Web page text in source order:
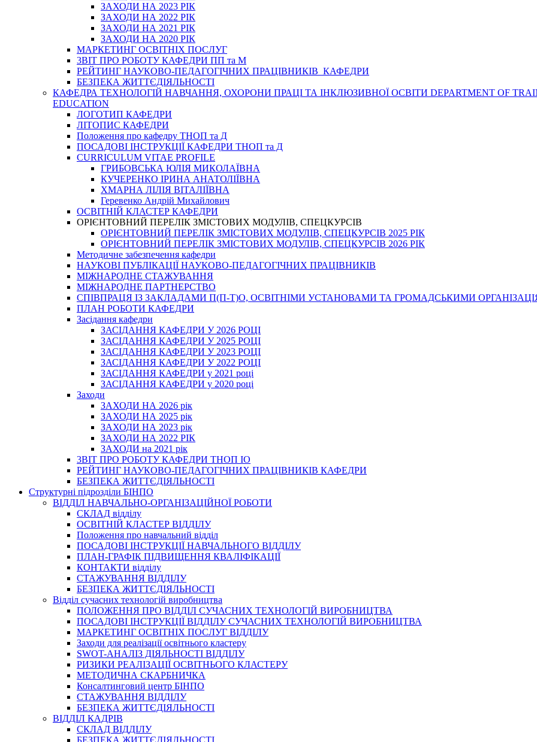
ЗАХОДИ НА 2023 РІК
ЗАХОДИ НА 2022 РІК
ЗАХОДИ НА 2021 РІК
ЗАХОДИ НА 2020 РІК
МАРКЕТИНГ ОСВІТНІХ ПОСЛУГ
3BIT ПРО РОБОТУ КАФЕДРИ ПП та М
РЕЙТИНГ НАУКОВО-ПЕДАГОГІЧНИХ ПРАЦІВНИКІВ КАФЕДРИ
БЕЗПЕКА ЖИТТЄДІЯЛЬНОСТІ
КАФЕДРА ТЕХНОЛОГІЙ НАВЧАННЯ, ОХОРОНИ ПРАЦІ ТА ІНКЛЮЗИВНОЇ ОСВІТИ DEPARTMENT OF
EDUCATION
ЛОГОТИП КАФЕДРИ
ЛІТОПИС КАФЕДРИ
Положення про кафедру ТНОП та Д
ПОСАДОВІ ІНСТРУКЦІЇ КАФЕДРИ ТНОП та Д
CURRICULUM VITAE PROFILE
ГРИБОВСЬКА ЮЛІЯ МИКОЛАЇВНА
КУЧЕРЕНКО ІРИНА АНАТОЛІЇВНА
ХМАРНА ЛІЛІЯ ВІТАЛІЇВНА
Геревенко Андрій Михайлович
ОСВІТНІЙ КЛАСТЕР КАФЕДРИ
ОРІЄНТОВНИЙ ПЕРЕЛІК ЗМІСТОВИХ МОДУЛІВ, СПЕЦКУРСІВ
ОРІЄНТОВНИЙ ПЕРЕЛІК ЗМІСТОВИХ МОДУЛІВ, СПЕЦКУРСІВ 2025 РІК
ОРІЄНТОВНИЙ ПЕРЕЛІК ЗМІСТОВИХ МОДУЛІВ, СПЕЦКУРСІВ 2026 РІК
Методичне забезпечення кафедри
НАУКОВІ ПУБЛІКАЦІЇ НАУКОВО-ПЕДАГОГІЧНИХ ПРАЦІВНИКІВ
МІЖНАРОДНЕ СТАЖУВАННЯ
МІЖНАРОДНЕ ПАРТНЕРСТВО
СПІВПРАЦЯ ІЗ ЗАКЛАДАМИ П(П-Т)О, ОСВІТНІМИ УСТАНОВАМИ ТА ГРОМАДСЬКИМИ
ПЛАН РОБОТИ КАФЕДРИ
Засідання кафедри
ЗАСІДАННЯ КАФЕДРИ У 2026 РОЦІ
ЗАСІДАННЯ КАФЕДРИ У 2025 РОЦІ
ЗАСІДАННЯ КАФЕДРИ У 2023 РОЦІ
ЗАСІДАННЯ КАФЕДРИ У 2022 РОЦІ
ЗАСІДАННЯ КАФЕДРИ у 2021 році
ЗАСІДАННЯ КАФЕДРИ у 2020 році
Заходи
ЗАХОДИ НА 2026 рік
ЗАХОДИ НА 2025 рік
ЗАХОДИ НА 2023 рік
ЗАХОДИ НА 2022 РІК
ЗАХОДИ на 2021 рік
3BIT ПРО РОБОТУ КАФЕДРИ ТНОП ІО
РЕЙТИНГ НАУКОВО-ПЕДАГОГІЧНИХ ПРАЦІВНИКІВ КАФЕДРИ
БЕЗПЕКА ЖИТТЄДІЯЛЬНОСТІ
Структурні підрозділи БІНПО
ВІДДІЛ НАВЧАЛЬНО-ОРГАНІЗАЦІЙНОЇ РОБОТИ
СКЛАД відділу
ОСВІТНІЙ КЛАСТЕР ВІДДІЛУ
Положення про навчальний вiддiл
ПОСАДОВІ ІНСТРУКЦІЇ НАВЧАЛЬНОГО ВІДДІЛУ
ПЛАН-ГРАФІК ПІДВИЩЕННЯ КВАЛІФІКАЦІЇ
КОНТАКТИ відділу
СТАЖУВАННЯ ВІДДІЛУ
БЕЗПЕКА ЖИТТЄДІЯЛЬНОСТІ
Відділ сучасних технологій виробництва
ПОЛОЖЕННЯ ПРО ВІДДІЛ СУЧАСНИХ ТЕХНОЛОГІЙ ВИРОБНИЦТВА
ПОСАДОВІ ІНСТРУКЦІЇ ВІДДІЛУ СУЧАСНИХ ТЕХНОЛОГІЙ ВИРОБНИЦТВА
МАРКЕТИНГ ОСВІТНІХ ПОСЛУГ ВІДДІЛУ
Заходи для реалізації освітнього кластеру
SWOT-АНАЛІЗ ДІЯЛЬНОСТІ ВІДДІЛУ
РИЗИКИ РЕАЛІЗАЦІЇ ОСВІТНЬОГО КЛАСТЕРУ
МЕТОДИЧНА СКАРБНИЧКА
Консалтинговий центр БІНПО
СТАЖУВАННЯ ВІДДІЛУ
БЕЗПЕКА ЖИТТЄДІЯЛЬНОСТІ
ВІДДІЛ КАДРІВ
СКЛАД ВІДДІЛУ
БЕЗПЕКА ЖИТТЄДІЯЛЬНОСТІ